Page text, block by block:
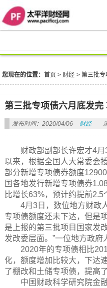
您现在的位置：首页 > 财经 >第三批
第三批专项债六月底发完
发布时间：2020/04/06 财经
财政部副部长许宏才4
以来，根据全国人大常委会
部分新增专项债券额度
国各地发行新增专项债券
比增长63%，预计约提前2.5
4月3日，数位地方财政
专项债额度还未下达，但是
是上报的第三批项目国家发
发改委层面。”一位地方政府
2020年的专项债相比
化，额度增加比较大，下达
了棚改和土储专项债，提高
中国财政科学研究院金